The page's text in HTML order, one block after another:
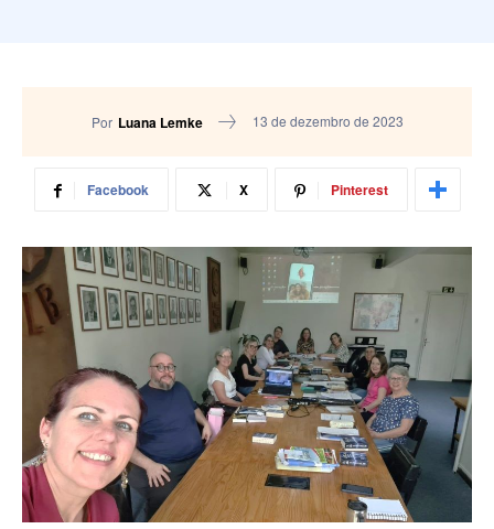
Por Luana Lemke 13 de dezembro de 2023
Facebook X Pinterest